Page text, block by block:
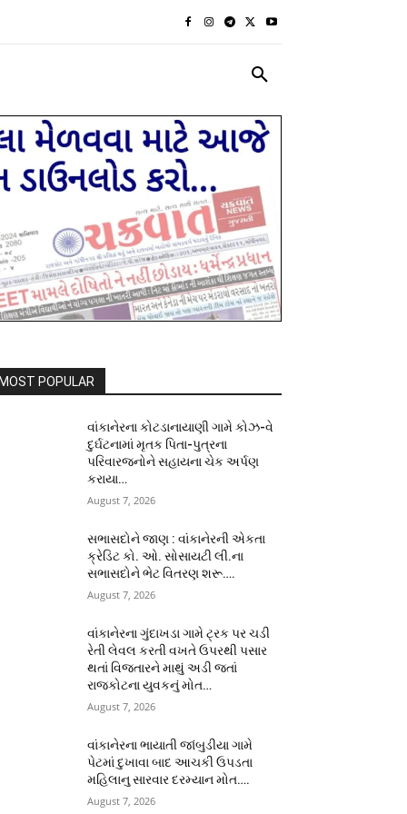
MOST POPULAR
વાંકાનેરના કોટડાનાયાણી ગામે કોઝ-વે
દુર્ઘટનામાં મૃતક પિતા-પુત્રના
પરિવારજનોને સહાયના ચેક અર્પણ
કરાયા…
August 7, 2026
સભાસદોને જાણ : વાંકાનેરની એકતા
ક્રેડિટ કો. ઓ. સોસાયટી લી.ના
સભાસદોને ભેટ વિતરણ શરૂ….
August 7, 2026
વાંકાનેરના ગુંદાખડા ગામે ટ્રક પર ચડી
રેતી લેવલ કરતી વખતે ઉપરથી પસાર
થતાં વિજતારને માથું અડી જતાં
રાજકોટના યુવકનું મોત…
August 7, 2026
વાંકાનેરના ભાયાતી જાંબુડીયા ગામે
પેટમાં દુખાવા બાદ આચકી ઉપડતા
મહિલાનુ સારવાર દરમ્યાન મોત….
August 7, 2026